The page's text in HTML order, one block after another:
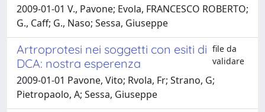
2009-01-01 V., Pavone; Evola, FRANCESCO ROBERTO;
G., Caff; G., Naso; Sessa, Giuseppe
Artroprotesi nei soggetti con esiti di
DCA: nostra esperenza
file da
validare
2009-01-01 Pavone, Vito; Rvola, Fr; Strano, G;
Pietropaolo, A; Sessa, Giuseppe